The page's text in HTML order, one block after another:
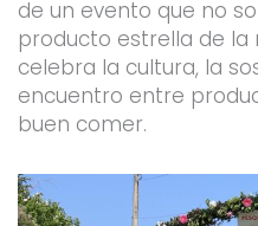
de un evento que no
producto estrella de la
celebra la cultura, la
encuentro entre
buen comer.